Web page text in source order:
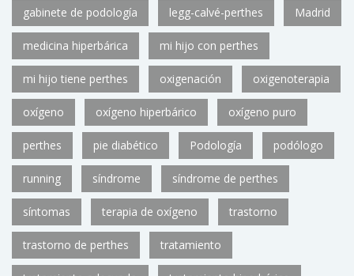
gabinete de podología legg-calvé-perthes Madrid
medicina hiperbárica mi hijo con perthes
mi hijo tiene perthes oxigenación oxigenoterapia
oxígeno oxígeno hiperbárico oxígeno puro
perthes pie diabético Podología podólogo
running síndrome síndrome de perthes
síntomas terapia de oxígeno trastorno
trastorno de perthes tratamiento